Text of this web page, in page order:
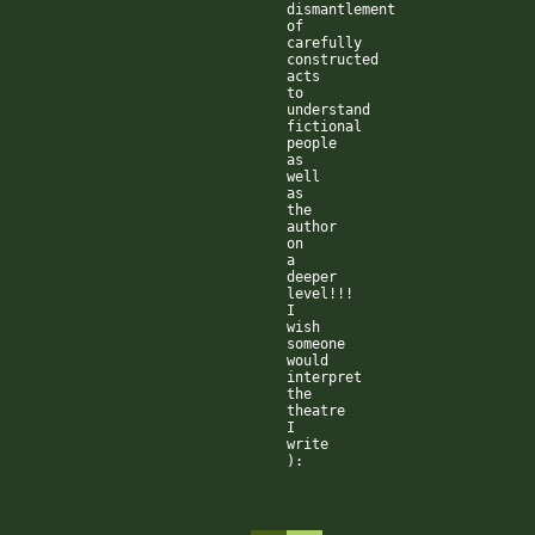
dismantlement
of
carefully
constructed
acts
to
understand
fictional
people
as
well
as
the
author
on
a
deeper
level!!!
I
wish
someone
would
interpret
the
theatre
I
write
):